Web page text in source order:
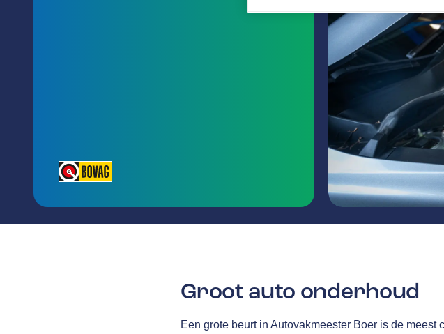
Groot auto onderhoud
Een grote beurt in Autovakmeester Boer is de